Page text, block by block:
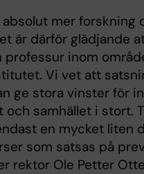
mer forskning
är därför glädjande
professur inom
Vi vet att
ge stora vinster för
och samhället i stort.
en mycket liten
som satsas på
rektor Ole Petter